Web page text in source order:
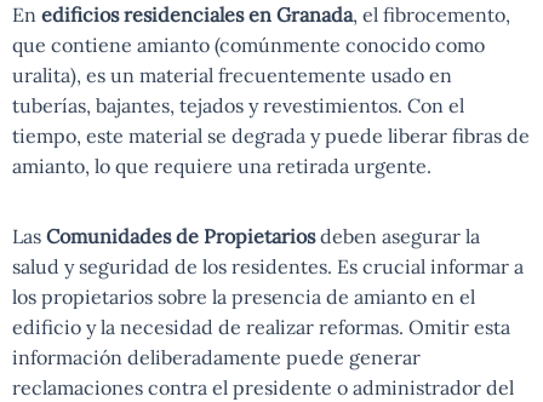
En edificios residenciales en Granada, el fibrocemento,
que contiene amianto (comúnmente conocido como
uralita), es un material frecuentemente usado en
tuberías, bajantes, tejados y revestimientos. Con el
tiempo, este material se degrada y puede liberar fibras de
amianto, lo que requiere una retirada urgente.
Las Comunidades de Propietariosdeben asegurar la
salud y seguridad de los residentes. Es crucial informar a
los propietarios sobre la presencia de amianto en el
edificio y la necesidad de realizar reformas. Omitir esta
información deliberadamente puede generar
reclamaciones contra el presidente o administrador del